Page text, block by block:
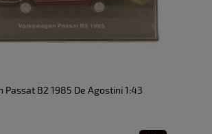
Passat B2 1985 De Agostini 1:43